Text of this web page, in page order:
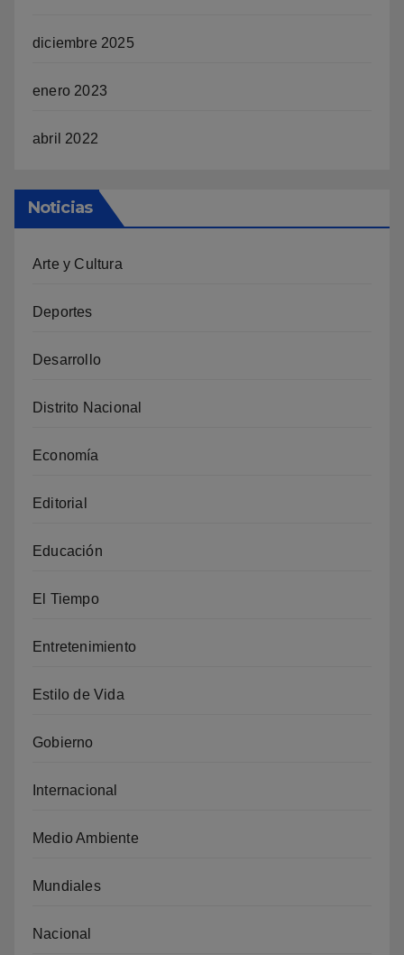
diciembre 2025
enero 2023
abril 2022
Noticias
Arte y Cultura
Deportes
Desarrollo
Distrito Nacional
Economía
Editorial
Educación
El Tiempo
Entretenimiento
Estilo de Vida
Gobierno
Internacional
Medio Ambiente
Mundiales
Nacional